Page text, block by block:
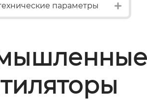
параметры